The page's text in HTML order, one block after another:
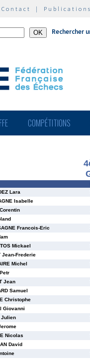
Contact | Publications
Rechercher
FFE COMPÉTITIONS
Lara
Isabelle
Francois-Eric
Mickael
Jean-Frederie
Michel
Jean
Samuel
Christophe
Giovanni
Julien
Nicolas
David